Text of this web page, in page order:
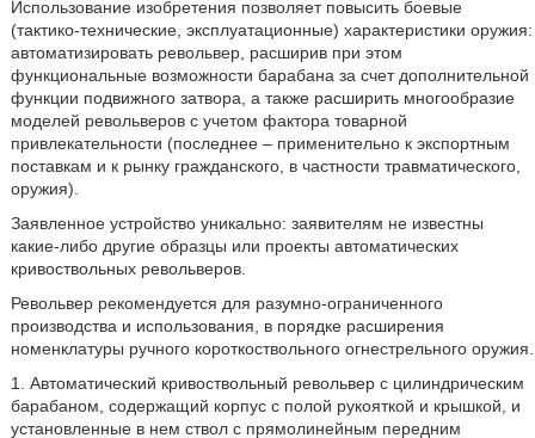
Использование изобретения позволяет повысить боевые
(тактико-технические, эксплуатационные) характеристики оружия:
автоматизировать револьвер, расширив при этом
функциональные возможности барабана за счет дополнительной
функции подвижного затвора, а также расширить многообразие
моделей револьверов с учетом фактора товарной
привлекательности (последнее – применительно к экспортным
поставкам и к рынку гражданского, в частности травматического,
оружия).
Заявленное устройство уникально: заявителям не известны
какие-либо другие образцы или проекты автоматических
кривоствольных револьверов.
Револьвер рекомендуется для разумно-ограниченного
производства и использования, в порядке расширения
номенклатуры ручного короткоствольного огнестрельного оружия.
1. Автоматический кривоствольный револьвер с цилиндрическим
барабаном, содержащий корпус с полой рукояткой и крышкой, и
установленные в нем ствол с прямолинейным передним